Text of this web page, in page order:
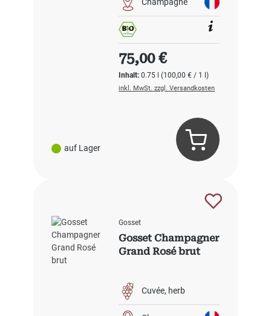
auf Lager
Inhalt:0.75 l(100,00 € / 1 l)
Regulärer Preis:
75,00 €
inkl. MwSt. zzgl. Versandkosten
Gosset
Gosset Champagner
Grand Rosé brut
Cuvée herb